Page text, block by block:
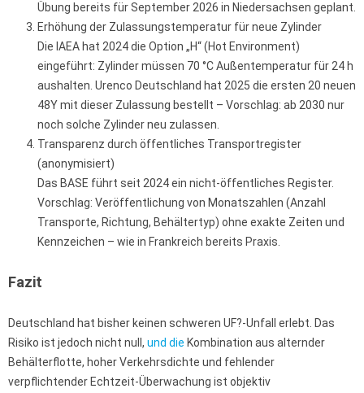
Übung bereits für September 2026 in Niedersachsen geplant.
Erhöhung der Zulassungstemperatur für neue Zylinder
Die IAEA hat 2024 die Option „H“ (Hot Environment)
eingeführt: Zylinder müssen 70 °C Außentemperatur für 24 h
aushalten. Urenco Deutschland hat 2025 die ersten 20 neuen
48Y mit dieser Zulassung bestellt – Vorschlag: ab 2030 nur
noch solche Zylinder neu zulassen.
Transparenz durch öffentliches Transportregister
(anonymisiert)
Das BASE führt seit 2024 ein nicht-öffentliches Register.
Vorschlag: Veröffentlichung von Monatszahlen (Anzahl
Transporte, Richtung, Behältertyp) ohne exakte Zeiten und
Kennzeichen – wie in Frankreich bereits Praxis.
Fazit
Deutschland hat bisher keinen schweren UF?-Unfall erlebt. Das
Risiko ist jedoch nicht null, und die Kombination aus alternder
Behälterflotte, hoher Verkehrsdichte und fehlender
verpflichtender Echtzeit-Überwachung ist objektiv